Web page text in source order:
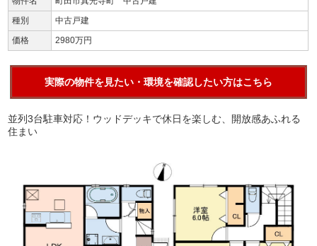
種別
中古戸建
価格
2980万円
実際の物件を見たい・環境を確認したい方はこちら
並列3台駐車対応！ウッドデッキで休日を楽しむ、開放感あふれる
住まい